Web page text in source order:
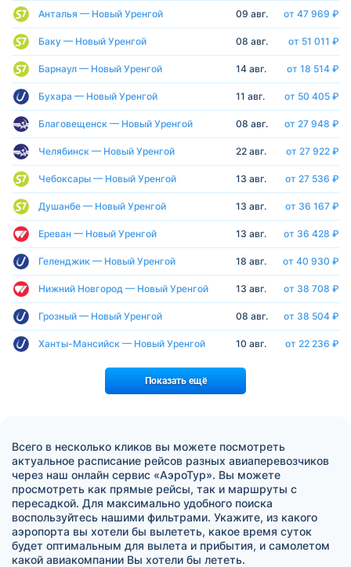
Анталья — Новый Уренгой 09 авг. от 47 969 ₽
Баку — Новый Уренгой 08 авг. от 51 011 ₽
Барнаул — Новый Уренгой 14 авг. от 18 514 ₽
Бухара — Новый Уренгой 11 авг. от 50 405 ₽
Благовещенск — Новый Уренгой 08 авг. от 27 948 ₽
Челябинск — Новый Уренгой 22 авг. от 27 922 ₽
Чебоксары — Новый Уренгой 13 авг. от 27 536 ₽
Душанбе — Новый Уренгой 13 авг. от 36 167 ₽
Ереван — Новый Уренгой 13 авг. от 36 428 ₽
Геленджик — Новый Уренгой 18 авг. от 40 930 ₽
Нижний Новгород — Новый Уренгой 13 авг. от 38 708 ₽
Грозный — Новый Уренгой 08 авг. от 38 504 ₽
Ханты-Мансийск — Новый Уренгой 10 авг. от 22 236 ₽
Показать ещё
Всего в несколько кликов вы можете посмотреть
актуальное расписание рейсов разных авиаперевозчиков
через наш онлайн сервис «АэроТур». Вы можете
просмотреть как прямые рейсы, так и маршруты с
пересадкой. Для максимально удобного поиска
воспользуйтесь нашими фильтрами. Укажите, из какого
аэропорта вы хотели бы вылететь, какое время суток
будет оптимальным для вылета и прибытия, и самолетом
какой авиакомпании Вы хотели бы лететь.